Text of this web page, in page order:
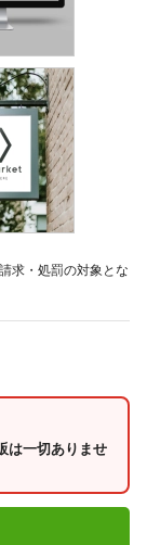
求・処罰の対象とな
は一切ありませ